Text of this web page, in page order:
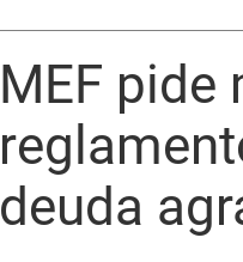
MEF pide
deuda